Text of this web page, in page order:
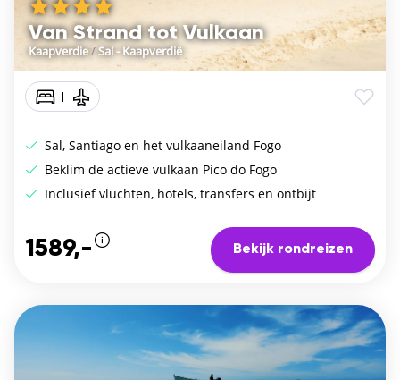
Van Strand tot Vulkaan
Kaapverdie/Sal - Kaapverdië
Sal, Santiago en het vulkaaneiland Fogo
Beklim de actieve vulkaan Pico do Fogo
Inclusief vluchten, hotels, transfers en ontbijt
1589,- Bekijk rondreizen